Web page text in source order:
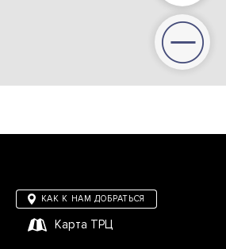
КАК К НАМ ДОБРАТЬСЯ
Карта ТРЦ